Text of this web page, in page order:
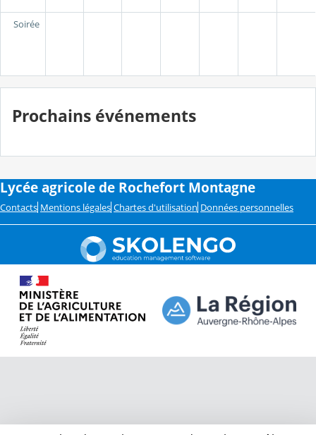
Soirée
Prochains événements
Lycée agricole de Rochefort Montagne
Contacts Mentions légales Chartes d'utilisation Données personnelles